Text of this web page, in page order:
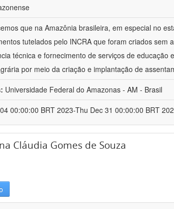
que na Amazônia brasileira, em especial no
tutelados pelo INCRA que foram criados sem
técnica e fornecimento de serviços de educação
por meio da criação e implantação de
Universidade Federal do Amazonas - AM - Brasil
00:00:00 BRT 2023-Thu Dec 31 00:00:00 BRT
Cláudia Gomes de Souza